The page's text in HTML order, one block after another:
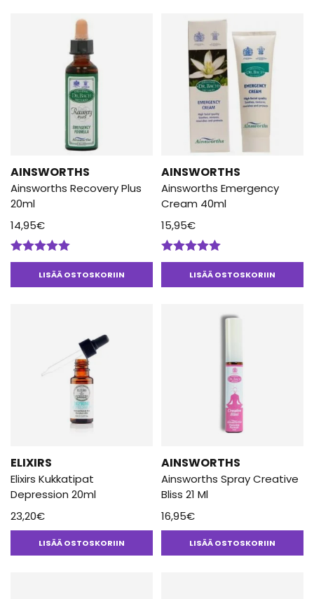
AINSWORTHS
Ainsworths Recovery Plus
20ml
14,95€
Arvostelu
tuotteesta:LISÄÄ OSTOSKORIIN
AINSWORTHS
Ainsworths Emergency
Cream 40ml
15,95€
Arvostelu
tuotteesta:LISÄÄ OSTOSKORIIN
ELIXIRS
Elixirs Kukkatipat
Depression 20ml
23,20€
LISÄÄ OSTOSKORIIN
AINSWORTHS
Ainsworths Spray Creative
Bliss 21 Ml
16,95€
LISÄÄ OSTOSKORIIN